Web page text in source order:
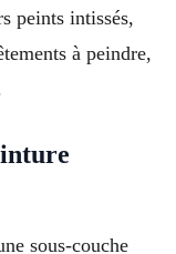
peints intissés,
à peindre,
sous-couche